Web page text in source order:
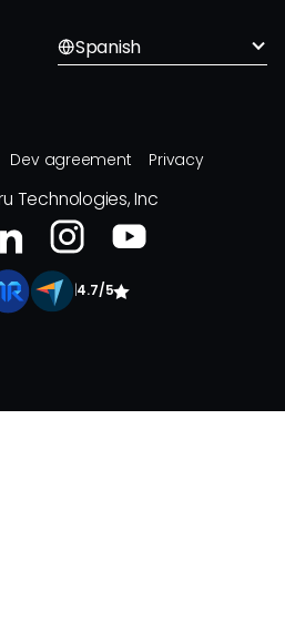
Spanish
Dev agreement Privacy
Technologies, Inc
4.7/5